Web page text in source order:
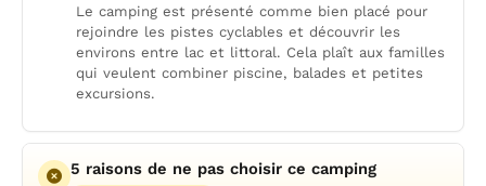
Le camping est présenté comme bien placé pour
rejoindre les pistes cyclables et découvrir les
environs entre lac et littoral. Cela plaît aux familles
qui veulent combiner piscine, balades et petites
excursions.
5 raisons de ne pas choisir ce camping